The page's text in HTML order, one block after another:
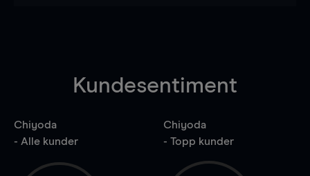
Kundesentiment
Chiyoda
- Alle kunder
Chiyoda
- Topp kunder